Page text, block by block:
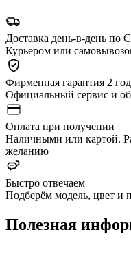
Доставка день-в-день по
Курьером или
Фирменная гарантия 2
Официальный сервис и
Оплата при получении
Наличными или картой.
желанию
Быстро отвечаем
Подберём модель, цвет и
Полезная